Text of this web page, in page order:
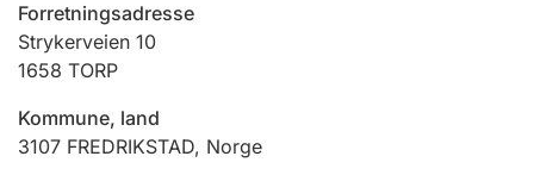
Jeger
Forretningsadresse
Strykerveien 10
1658 TORP
Kommune, land
3107 FREDRIKSTAD, Norge